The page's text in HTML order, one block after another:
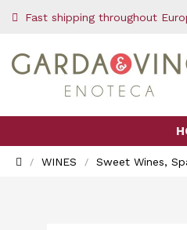
Fast shipping throughout
WINES Sweet Wines,